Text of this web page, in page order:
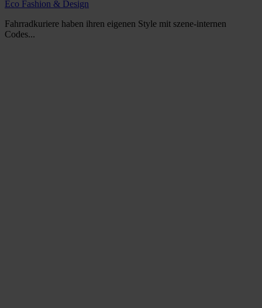
Eco Fashion & Design
Fahrradkuriere haben ihren eigenen Style mit szene-internen
Codes...